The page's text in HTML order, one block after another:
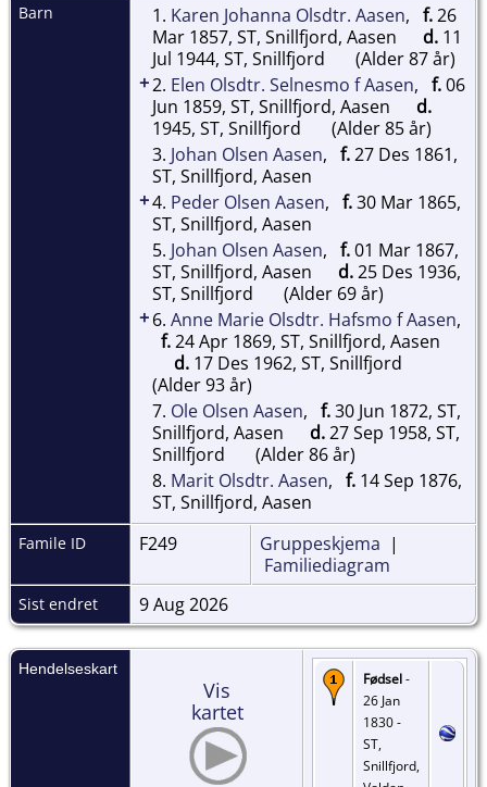
Barn 1. Karen Johanna Olsdtr. Aasen, f.26
Mar 1857, ST, Snillfjord, Aasen
d. 11
Jul 1944, ST, Snillfjord
(Alder 87 år)
+2. Elen Olsdtr. Selnesmo f Aasen, f.06
Jun 1859, ST, Snillfjord, Aasen
d.
1945, ST, Snillfjord
(Alder 85 år)
3. Johan Olsen Aasen, f.27 Des 1861,
ST, Snillfjord, Aasen
+4. Peder Olsen Aasen, f.30 Mar 1865,
ST, Snillfjord, Aasen
5. Johan Olsen Aasen, f.01 Mar 1867,
ST, Snillfjord, Aasen
d.25 Des 1936,
ST, Snillfjord
(Alder 69 år)
+6. Anne Marie Olsdtr. Hafsmo f Aasen,
f.24 Apr 1869, ST, Snillfjord, Aasen
d. 17 Des 1962, ST, Snillfjord
(Alder 93 år)
7. Ole Olsen Aasen, f.30 Jun 1872, ST,
Snillfjord, Aasen
d.27 Sep 1958, ST,
Snillfjord
(Alder 86 år)
8. Marit Olsdtr. Aasen, f. 14 Sep 1876,
ST, Snillfjord, Aasen
Famile ID F249 Gruppeskjema |
Familiediagram
Sist endret 9 Aug 2026
Hendelseskart
Vis
kartet
Fødsel-
26 Jan
1830 -
ST,
Snillfjord,